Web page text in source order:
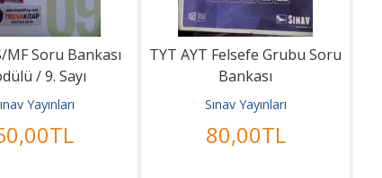
MF Soru Bankası
/ 9. Sayı
Yayınları
,00TL
TYT AYT Felsefe Grubu Soru
Bankası
Sınav Yayınları
80,00TL